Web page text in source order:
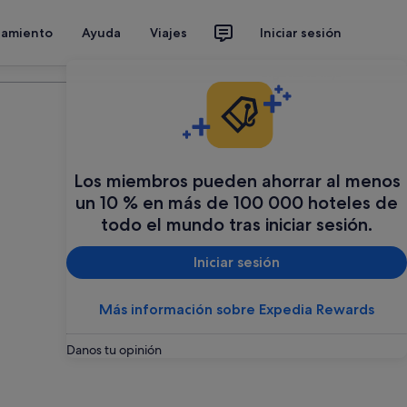
Ayuda Viajes Iniciar sesión
Los miembros pueden ahorrar al menos
un 10 % en más de 100 000 hoteles de
todo el mundo tras iniciar sesión.
Iniciar sesión
Más información sobre Expedia Rewards
Danos tu opinión